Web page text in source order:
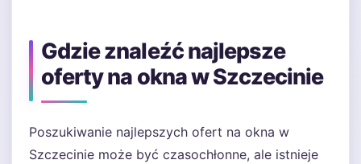
Gdzie znaleźć najlepsze
oferty na okna w Szczecinie
Poszukiwanie najlepszych ofert na okna w
Szczecinie może być czasochłonne, ale istnieje